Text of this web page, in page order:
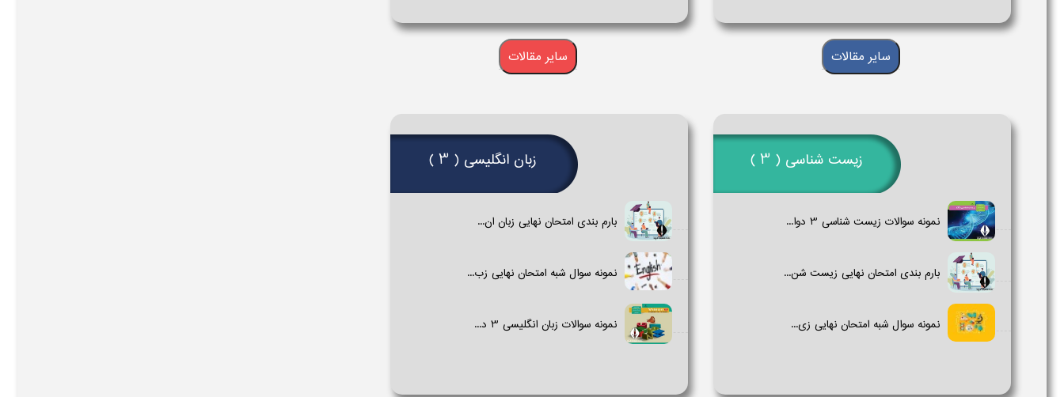
زیست شناسی ( 3 )
نمونه سوالات زیست شناسی 3​ دوا...
بارم بندی امتحان نهایی زیست شن...
نمونه سوال شبه امتحان نهایی زی...
زبان انگلیسی ( 3 )
بارم بندی امتحان نهایی زبان ان...
نمونه سوال شبه امتحان نهایی زب...
نمونه سوالات زبان انگلیسی 3​ د...